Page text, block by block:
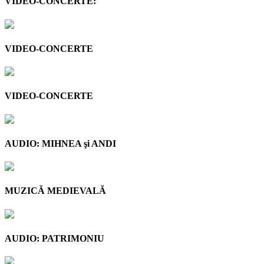
VIDEO-CONCERTE
VIDEO-CONCERTE
AUDIO: MIHNEA şi ANDI
MUZICĂ MEDIEVALĂ
AUDIO: PATRIMONIU